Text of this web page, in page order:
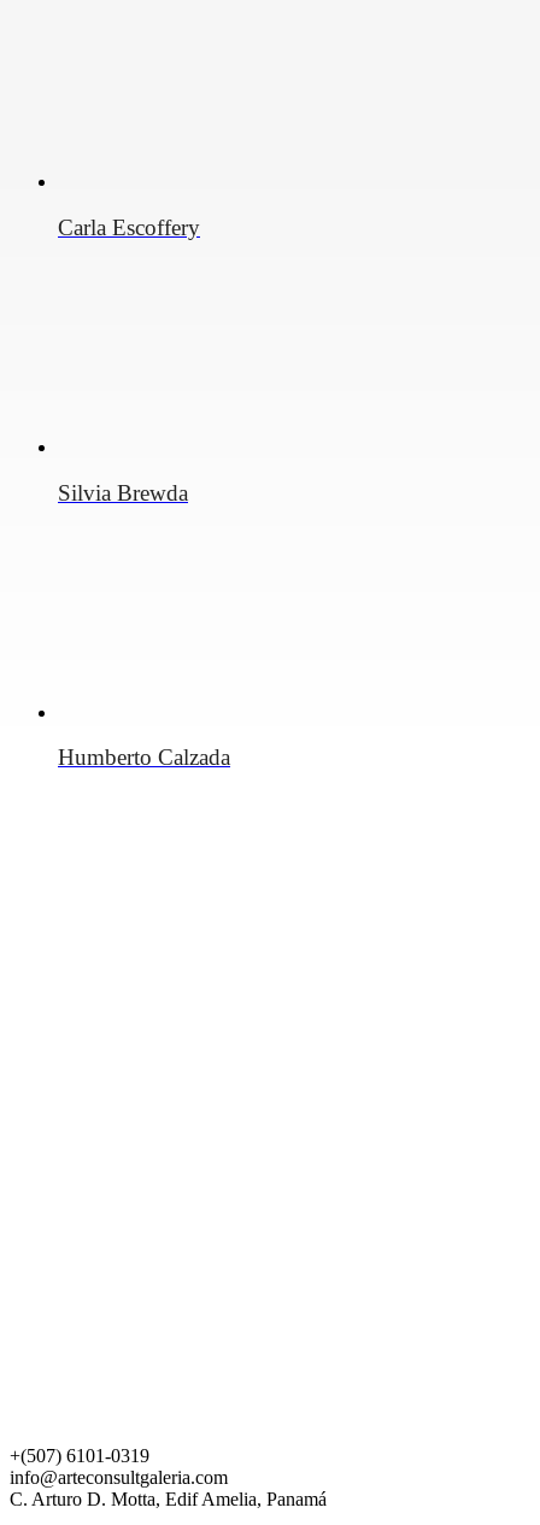
Carla Escoffery
Silvia Brewda
Humberto Calzada
+(507) 6101-0319
info@arteconsultgaleria.com
C. Arturo D. Motta, Edif Amelia, Panamá